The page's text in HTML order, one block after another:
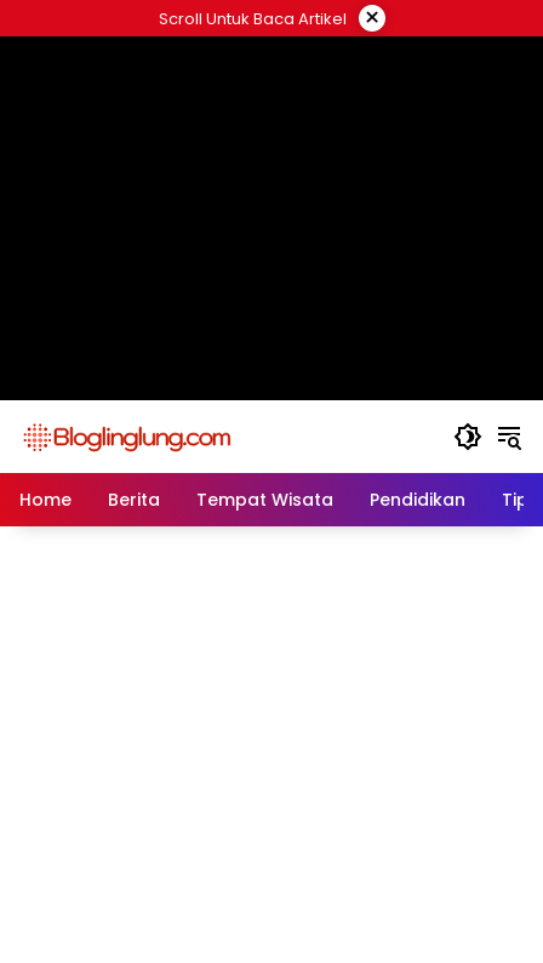
to
Scroll Untuk Baca Artikel ×
Home Berita Tempat Wisata Pendidikan